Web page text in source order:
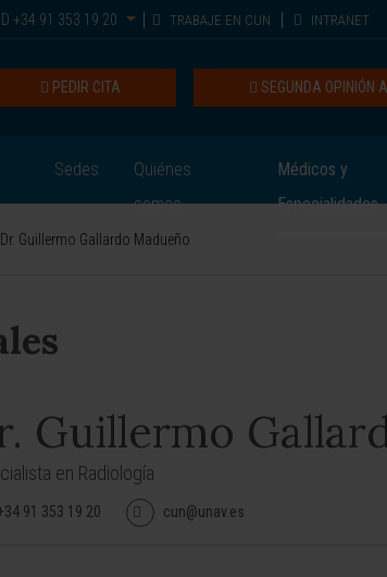
+34 91 353 19 20 TRABAJE EN CUN INTRANET
SEGUNDA OPINIÓN
PEDIR CITA
Sedes
Quiénes
somos
Médicos y
Especialidades
Dr. Guillermo Gallardo Madueño
Guillermo
en Radiología
91 353 19 20 cun@unav.es